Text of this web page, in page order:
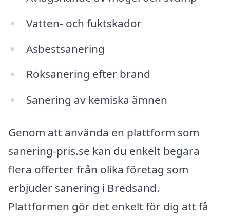
Vatten- och fuktskador
Asbestsanering
Röksanering efter brand
Sanering av kemiska ämnen
Genom att använda en plattform som
sanering-pris.se kan du enkelt begära
flera offerter från olika företag som
erbjuder sanering i Bredsand.
Plattformen gör det enkelt för dig att få